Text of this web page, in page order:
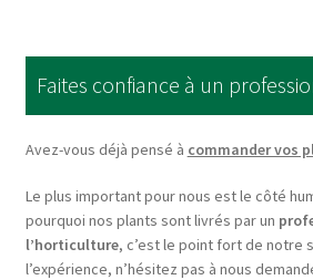
Faites confiance à un
Avez-vous déjà pensé à commander vos
Le plus important pour nous est le côté
pourquoi nos plants sont livrés par un
l’horticulture, c’est le point fort de notre
l’expérience, n’hésitez pas à nous